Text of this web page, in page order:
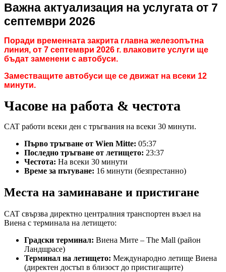
Важна актуализация на услугата от 7
септември 2026
Поради временната закрита главна железопътна
линия, от 7 септември 2026 г. влаковите услуги ще
бъдат заменени с автобуси.
Заместващите автобуси ще се движат на всеки 12
минути.
Часове на работа & честота
CAT работи всеки ден с тръгвания на всеки 30 минути.
Първо тръгване от Wien Mitte: 05:37
Последно тръгване от летището: 23:37
Честота: На всеки 30 минути
Време за пътуване: 16 минути (безпрестанно)
Места на заминаване и пристигане
CAT свързва директно централния транспортен възел на
Виена с терминала на летището:
Градски терминал: Виена Мите – The Mall (район
Ландщрасе)
Терминал на летището: Международно летище Виена
(директен достъп в близост до пристигащите)